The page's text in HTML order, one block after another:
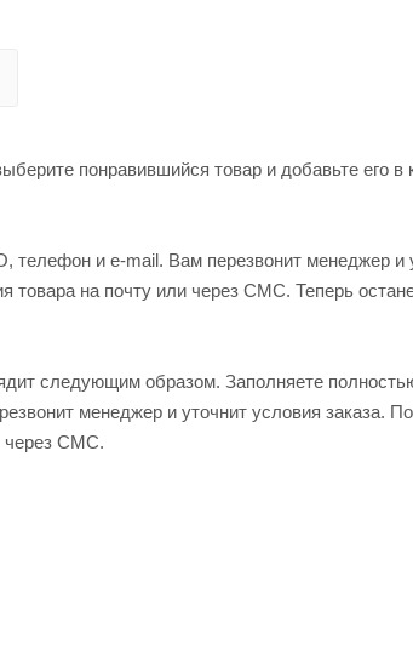
понравившийся товар и добавьте его
и e-mail. Вам перезвонит менеджер и
товара на почту или через СМС. Теперь
следующим образом. Заполняете
менеджер и уточнит условия заказа.
через СМС.